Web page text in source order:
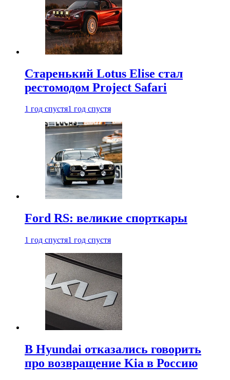
Старенький Lotus Elise стал
рестомодом Project Safari
1 год спустя1 год спустя
Ford RS: великие спорткары
1 год спустя1 год спустя
В Hyundai отказались говорить
про возвращение Kia в Россию